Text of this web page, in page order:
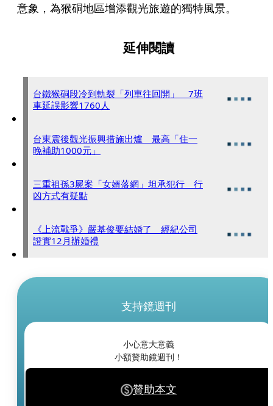
意象，為猴硐地區增添觀光旅遊的獨特風景。
延伸閱讀
台鐵猴硐段冷到軌裂「列車往回開」 7班
車延誤影響1760人
台東震後觀光振興措施出爐 最高「住一
晚補助1000元」
三重祖孫3屍案「女婿落網」坦承犯行 行
凶方式有疑點
《上流戰爭》嚴基俊要結婚了 經紀公司
證實12月辦婚禮
支持鏡週刊
小心意大意義
小額贊助鏡週刊！
贊助本文